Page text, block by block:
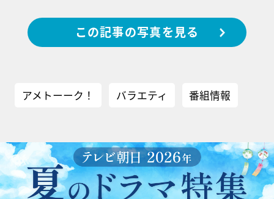
この記事の写真を見る
アメトーーク！ バラエティ 番組情報